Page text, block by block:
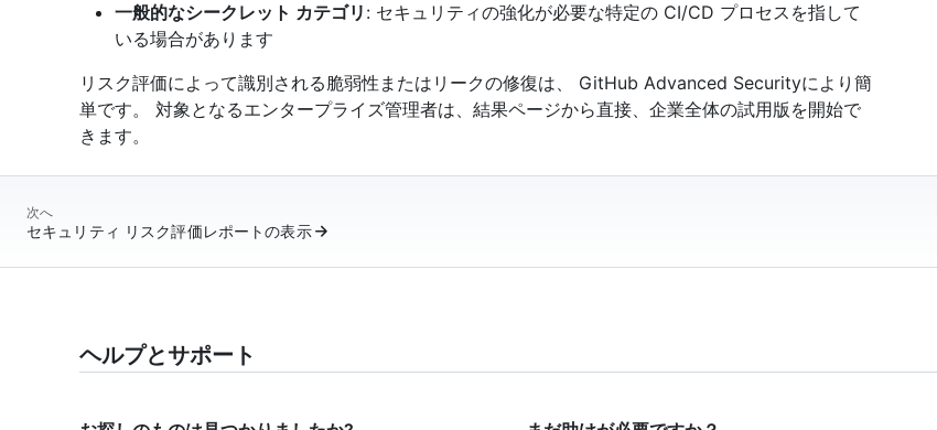
一般的なシークレット カテゴリ : セキュリティの強化が必要な特定の CI/CD プロセスを指して
いる場合があります
リスク評価によって識別される脆弱性またはリークの修復は、 GitHub Advanced Securityにより簡
単です。 対象となるエンタープライズ管理者は、結果ページから直接、企業全体の試用版を開始で
きます。
次へ
セキュリティ リスク評価レポートの表示
ヘルプとサポート